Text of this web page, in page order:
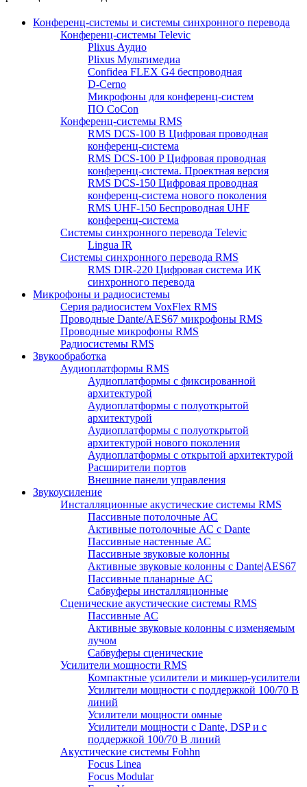
Конференц-системы и системы синхронного перевода
Конференц-системы Televic
Plixus Аудио
Plixus Мультимедиа
Confidea FLEX G4 беспроводная
D-Cerno
Микрофоны для конференц-систем
ПО CoCon
Конференц-системы RMS
RMS DCS-100 B Цифровая проводная
конференц-система
RMS DCS-100 P Цифровая проводная
конференц-система. Проектная версия
RMS DCS-150 Цифровая проводная
конференц-система нового поколения
RMS UHF-150 Беспроводная UHF
конференц-система
Системы синхронного перевода Televic
Lingua IR
Системы синхронного перевода RMS
RMS DIR-220 Цифровая система ИК
синхронного перевода
Микрофоны и радиосистемы
Серия радиосистем VoxFlex RMS
Проводные Dante/AES67 микрофоны RMS
Проводные микрофоны RMS
Радиосистемы RMS
Звукообработка
Аудиоплатформы RMS
Аудиоплатформы с фиксированной
архитектурой
Аудиоплатформы с полуоткрытой
архитектурой
Аудиоплатформы с полуоткрытой
архитектурой нового поколения
Аудиоплатформы с открытой архитектурой
Расширители портов
Внешние панели управления
Звукоусиление
Инсталляционные акустические системы RMS
Пассивные потолочные АС
Активные потолочные АС с Dante
Пассивные настенные АС
Пассивные звуковые колонны
Активные звуковые колонны с Dante|AES67
Пассивные планарные АС
Сабвуферы инсталляционные
Сценические акустические системы RMS
Пассивные АС
Активные звуковые колонны с изменяемым
лучом
Сабвуферы сценические
Усилители мощности RMS
Компактные усилители и микшер-усилители
Усилители мощности с поддержкой 100/70 В
линий
Усилители мощности омные
Усилители мощности с Dante, DSP и с
поддержкой 100/70 В линий
Акустические системы Fohhn
Focus Linea
Focus Modular